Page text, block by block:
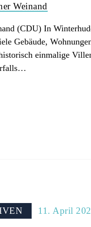
Weinand
(CDU) In
Gebäude,
einmalige
11. April